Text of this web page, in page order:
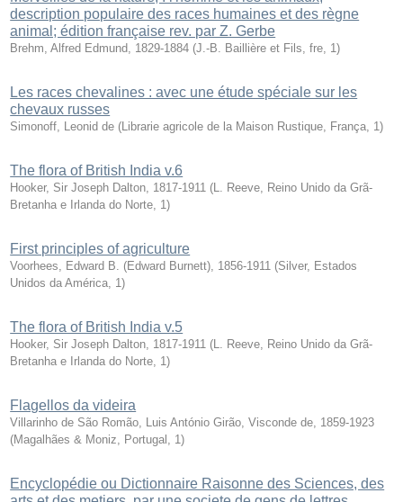
description populaire des races humaines et des règne
animal; édition française rev. par Z. Gerbe
Brehm, Alfred Edmund, 1829-1884 (J.-B. Baillière et Fils, fre 1)
Les races chevalines : avec une étude spéciale sur les
chevaux russes
Simonoff, Leonid de ( Librarie agricole de la Maison Rustique, França 1)
The flora of British India v.6
Hooker, Sir Joseph Dalton, 1817-1911 ( L. Reeve, Reino Unido da Grã-
Bretanha e Irlanda do Norte 1)
First principles of agriculture
Voorhees, Edward B. (Edward Burnett), 1856-1911 (Silver, Estados
Unidos da América 1)
The flora of British India v.5
Hooker, Sir Joseph Dalton, 1817-1911 ( L. Reeve, Reino Unido da Grã-
Bretanha e Irlanda do Norte 1)
Flagellos da videira
Villarinho de São Romão, Luis António Girão, Visconde de, 1859-1923
(Magalhães & Moniz, Portugal 1)
Encyclopédie ou Dictionnaire Raisonne des Sciences, des